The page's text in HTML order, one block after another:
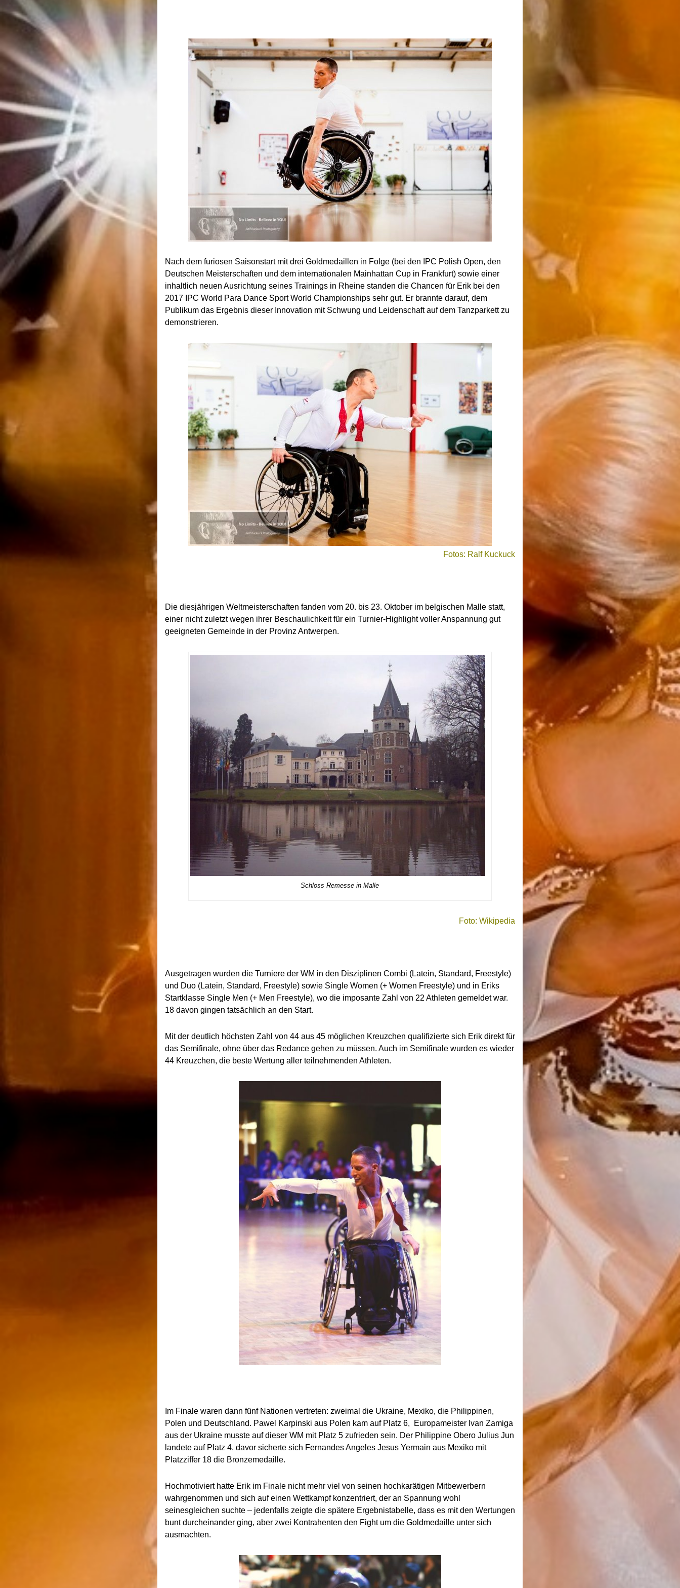
Nach dem furiosen Saisonstart mit drei Goldmedaillen in Folge (bei den IPC Polish Open, den
Deutschen Meisterschaften und dem internationalen Mainhattan Cup in Frankfurt) sowie einer
inhaltlich neuen Ausrichtung seines Trainings in Rheine standen die Chancen für Erik bei den
2017 IPC World Para Dance Sport World Championships sehr gut. Er brannte darauf, dem
Publikum das Ergebnis dieser Innovation mit Schwung und Leidenschaft auf dem Tanzparkett zu
demonstrieren.
Fotos: Ralf Kuckuck
Die diesjährigen Weltmeisterschaften fanden vom 20. bis 23. Oktober im belgischen Malle statt,
einer nicht zuletzt wegen ihrer Beschaulichkeit für ein Turnier-Highlight voller Anspannung gut
geeigneten Gemeinde in der Provinz Antwerpen.
Schloss Remesse in Malle
Foto: Wikipedia
Ausgetragen wurden die Turniere der WM in den Disziplinen Combi (Latein, Standard, Freestyle)
und Duo (Latein, Standard, Freestyle) sowie Single Women (+ Women Freestyle) und in Eriks
Startklasse Single Men (+ Men Freestyle), wo die imposante Zahl von 22 Athleten gemeldet war.
18 davon gingen tatsächlich an den Start.
Mit der deutlich höchsten Zahl von 44 aus 45 möglichen Kreuzchen qualifizierte sich Erik direkt für
das Semifinale, ohne über das Redance gehen zu müssen. Auch im Semifinale wurden es wieder
44 Kreuzchen, die beste Wertung aller teilnehmenden Athleten.
Im Finale waren dann fünf Nationen vertreten: zweimal die Ukraine, Mexiko, die Philippinen,
Polen und Deutschland. Pawel Karpinski aus Polen kam auf Platz 6, Europameister Ivan Zamiga
aus der Ukraine musste auf dieser WM mit Platz 5 zufrieden sein. Der Philippine Obero Julius Jun
landete auf Platz 4, davor sicherte sich Fernandes Angeles Jesus Yermain aus Mexiko mit
Platzziffer 18 die Bronzemedaille.
Hochmotiviert hatte Erik im Finale nicht mehr viel von seinen hochkarätigen Mitbewerbern
wahrgenommen und sich auf einen Wettkampf konzentriert, der an Spannung wohl
seinesgleichen suchte – jedenfalls zeigte die spätere Ergebnistabelle, dass es mit den Wertungen
bunt durcheinander ging, aber zwei Kontrahenten den Fight um die Goldmedaille unter sich
ausmachten.